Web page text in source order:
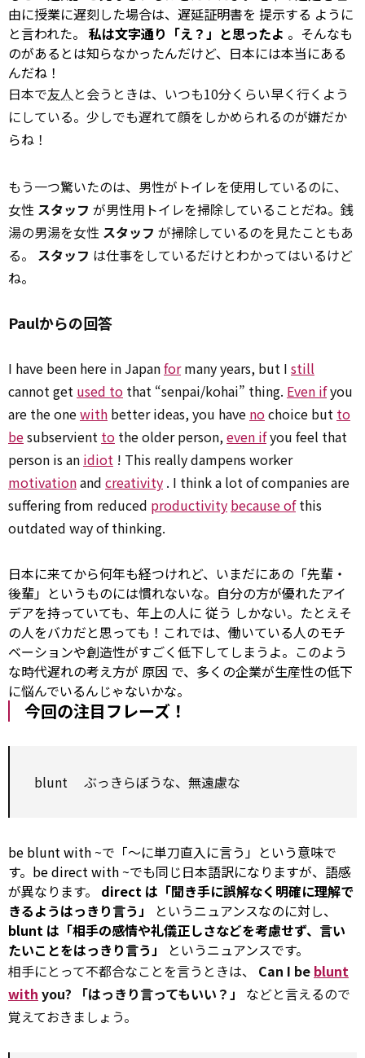
由に授業に遅刻した場合は、遅延証明書を 提示する ように
と言われた。 私は文字通り「え？」と思ったよ 。そんなも
のがあるとは知らなかったんだけど、日本には本当にある
んだね！
日本で友人と会うときは、いつも10分くらい早く行くよう
にしている。少しでも遅れて顔をしかめられるのが嫌だか
らね！
もう一つ驚いたのは、男性がトイレを使用しているのに、
女性 スタッフ が男性用トイレを掃除していることだね。銭
湯の男湯を女性 スタッフ が掃除しているのを見たこともあ
る。 スタッフ は仕事をしているだけとわかってはいるけど
ね。
Paulからの回答
I have been here in Japanformany years, but I still
cannot get used to that “senpai/kohai” thing. Even ifyou
are the onewith better ideas, you have nochoice but to
besubservient to the older person,even ifyou feel that
person is an idiot ! This really dampens worker
motivationand creativity . I think a lot of companies are
suffering from reduced productivity because ofthis
outdated way of thinking.
日本に来てから何年も経つけれど、いまだにあの「先輩・
後輩」というものには慣れないな。自分の方が優れたアイ
デアを持っていても、年上の人に 従う しかない。たとえそ
の人をバカだと思っても！これでは、働いている人のモチ
ベーションや創造性がすごく低下してしまうよ。このよう
な時代遅れの考え方が 原因 で、多くの企業が生産性の低下
に悩んでいるんじゃないかな。
今回の注目フレーズ！
blunt ぶっきらぼうな、無遠慮な
be bluntwith ~で「～に単刀直入に言う」という意味で
す。bedirectwith ~でも同じ日本語訳になりますが、語感
が異なります。 direct は「聞き手に誤解なく明確に理解で
きるようはっきり言う」
というニュアンスなのに対し、
blunt は「相手の感情や礼儀正しさなどを考慮せず、言い
たいことをはっきり言う」
というニュアンスです。
相手にとって不都合なことを言うときは、 Can I be blunt
with you? 「はっきり言ってもいい？」
などと言えるので
覚えておきましょう。